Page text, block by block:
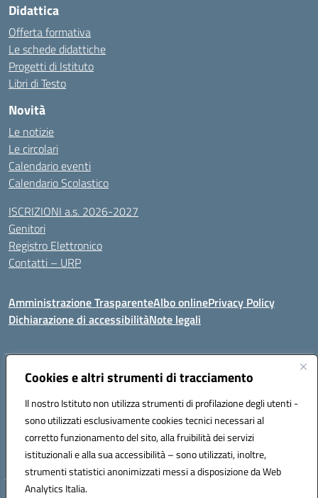
Cookies e altri strumenti di tracciamento
Il nostro Istituto non utilizza strumenti di profilazione degli utenti -
sono utilizzati esclusivamente cookies tecnici necessari al
corretto funzionamento del sito, alla fruibilità dei servizi
istituzionali e alla sua accessibilità – sono utilizzati, inoltre,
strumenti statistici anonimizzati messi a disposizione da Web
Analytics Italia.
Didattica
Offerta formativa
Le schede didattiche
Progetti di Istituto
Libri di Testo
Novità
Le notizie
Le circolari
Calendario eventi
Calendario Scolastico
ISCRIZIONI a.s. 2026-2027
Genitori
Registro Elettronico
Contatti – URP
Amministrazione TrasparenteAlbo onlinePrivacy Policy
Dichiarazione di accessibilitàNote legali
Indirizzo:Via Tiziano, 50 - 60125 Ancona
Posta elettronica certificata (PEC):anic81600p@pec.istruzione.it
Codice fiscale: 93084460422
Codice meccanografico: ANIC81600P